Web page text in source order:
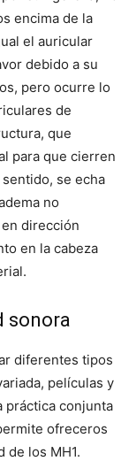
encima de la
el auricular
debido a su
pero ocurre lo
de
que
para que cierren
se echa
no
dirección
en la cabeza
sonora
diferentes tipos
películas y
práctica conjunta
ofreceros
de los MH1.